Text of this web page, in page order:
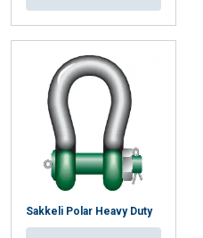
Sakkeli Polar Heavy Duty